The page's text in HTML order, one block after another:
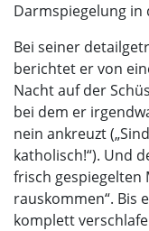
Darmspiegelung in
Bei seiner
berichtet er von
Nacht auf der
bei dem er
nein ankreuzt
katholisch!“). Und
frisch gespiegelten
rauskommen“. Bis
komplett